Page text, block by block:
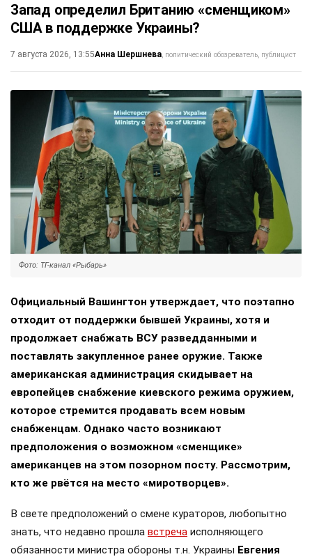
Запад определил Британию «сменщиком»
США в поддержке Украины?
7 августа 2026, 13:55Анна Шершнева политический обозреватель, публицист
Фото: ТГ-канал «Рыбарь»
Официальный Вашингтон утверждает, что поэтапно
отходит от поддержки бывшей Украины, хотя и
продолжает снабжать ВСУ разведданными и
поставлять закупленное ранее оружие. Также
американская администрация скидывает на
европейцев снабжение киевского режима оружием,
которое стремится продавать всем новым
снабженцам. Однако часто возникают
предположения о возможном «сменщике»
американцев на этом позорном посту. Рассмотрим,
кто же рвётся на место «миротворцев».
В свете предположений о смене кураторов, любопытно
знать, что недавно прошла встреча исполняющего
обязанности министра обороны т.н. Украины Евгения